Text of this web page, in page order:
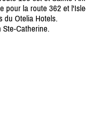
pour la route 362 et
du Otelia Hotels.
Ste-Catherine.